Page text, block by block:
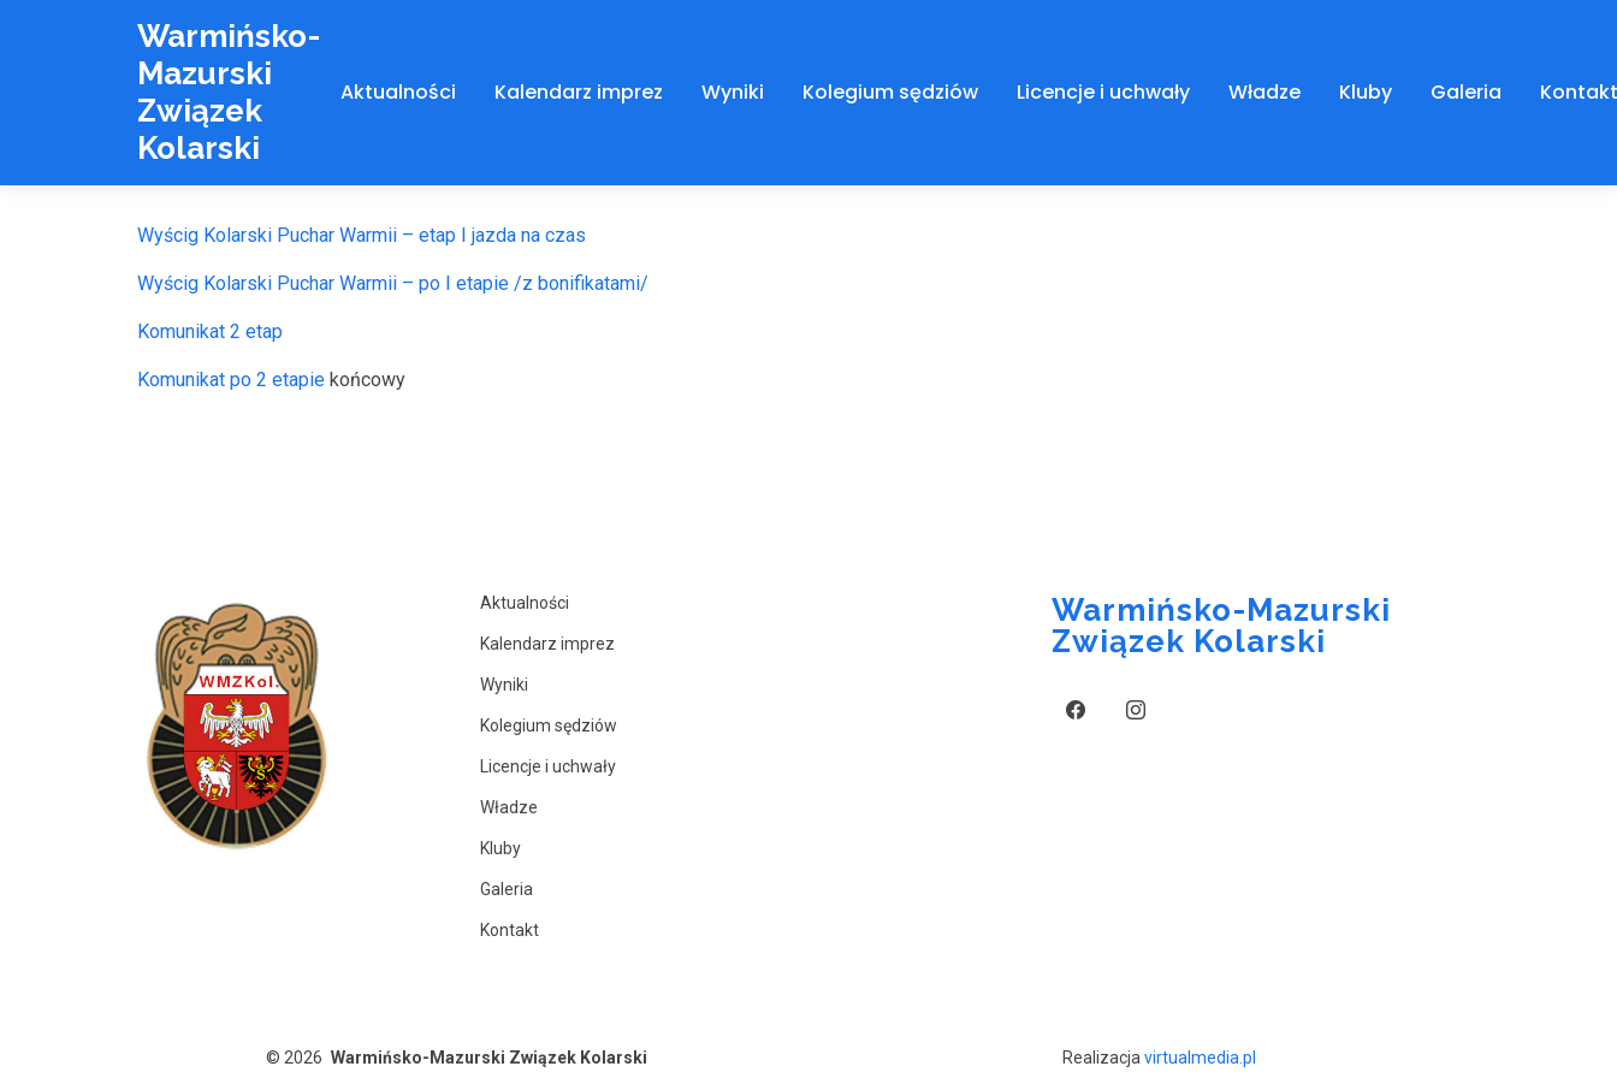
Warmińsko-
Mazurski
Związek
Kolarski
Aktualności Kalendarz imprez Wyniki Kolegium sędziów Licencje i uchwały Władze Kluby Galeria Kontakt
Strona główna»
Wyścig Kolarski Puchar Warmii – etap I jazda na czas
Wyścig Kolarski Puchar Warmii – po I etapie /z bonifikatami/
Komunikat 2 etap
Komunikat po 2 etapie końcowy
Aktualności
Kalendarz imprez
Wyniki
Kolegium sędziów
Licencje i uchwały
Władze
Kluby
Galeria
Kontakt
Warmińsko-Mazurski
Związek Kolarski
© 2026 Warmińsko-Mazurski Związek Kolarski Realizacja virtualmedia.pl